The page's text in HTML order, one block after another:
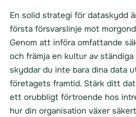
En solid strategi för dataskydd
första försvarslinje mot
Genom att införa omfattande
och främja en kultur av
skyddar du inte bara dina data
företagets framtid. Stärk ditt
ett orubbligt förtroende hos
hur din organisation växer